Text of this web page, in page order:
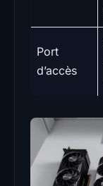
Port
d’accès